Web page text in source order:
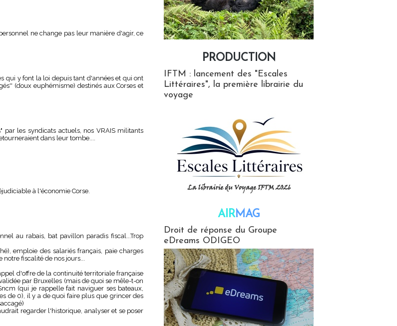
ne change pas leur manière d'agir, ce
qui y font la loi depuis tant d'années et qui ont
(doux euphémisme) destinés aux Corses et
par les syndicats actuels, nos VRAIS militants
dans leur tombe....
à l'économie Corse.
au rabais, bat pavillon paradis fiscal...Trop
emploie des salariés français, paie charges
fiscalité de nos jours...
d'offre de la continuité territoriale française
par Bruxelles (mais de quoi se mêle-t-on
(qui je rappelle fait naviguer ses bateaux,
de 0), il y a de quoi faire plus que grincer des
regarder l'historique, analyser et se poser
PRODUCTION
IFTM : lancement des "Escales
Littéraires", la première librairie du
voyage
AIRMAG
Droit de réponse du Groupe
eDreams ODIGEO